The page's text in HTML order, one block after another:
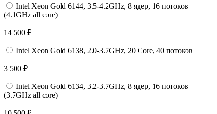
Intel Xeon Gold 6144, 3.5-4.2GHz, 8 ядер, 16 потоков
(4.1GHz all core)
14 500 ₽
Intel Xeon Gold 6138, 2.0-3.7GHz, 20 Core, 40 потоков
3 500 ₽
Intel Xeon Gold 6134, 3.2-3.7GHz, 8 ядер, 16 потоков
(3.7GHz all core)